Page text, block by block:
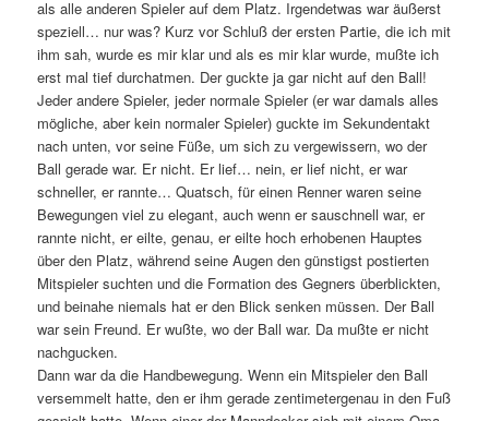
als alle anderen Spieler auf dem Platz. Irgendetwas war äußerst
speziell… nur was? Kurz vor Schluß der ersten Partie, die ich mit
ihm sah, wurde es mir klar und als es mir klar wurde, mußte ich
erst mal tief durchatmen. Der guckte ja gar nicht auf den Ball!
Jeder andere Spieler, jeder normale Spieler (er war damals alles
mögliche, aber kein normaler Spieler) guckte im Sekundentakt
nach unten, vor seine Füße, um sich zu vergewissern, wo der
Ball gerade war. Er nicht. Er lief… nein, er lief nicht, er war
schneller, er rannte… Quatsch, für einen Renner waren seine
Bewegungen viel zu elegant, auch wenn er sauschnell war, er
rannte nicht, er eilte, genau, er eilte hoch erhobenen Hauptes
über den Platz, während seine Augen den günstigst postierten
Mitspieler suchten und die Formation des Gegners überblickten,
und beinahe niemals hat er den Blick senken müssen. Der Ball
war sein Freund. Er wußte, wo der Ball war. Da mußte er nicht
nachgucken.
Dann war da die Handbewegung. Wenn ein Mitspieler den Ball
versemmelt hatte, den er ihm gerade zentimetergenau in den Fuß